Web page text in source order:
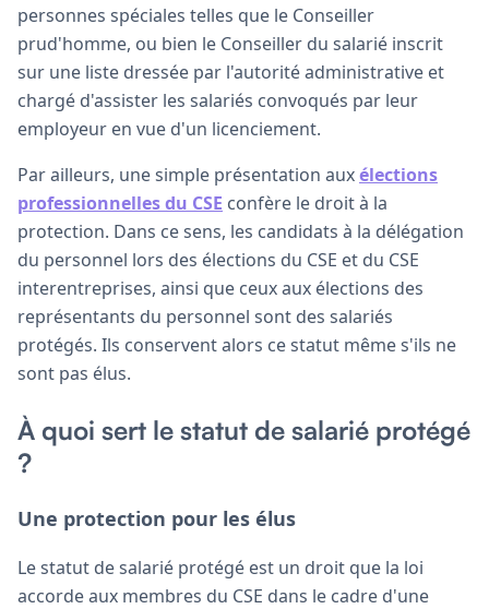
personnes spéciales telles que le Conseiller
prud'homme, ou bien le Conseiller du salarié inscrit
sur une liste dressée par l'autorité administrative et
chargé d'assister les salariés convoqués par leur
employeur en vue d'un licenciement.
Par ailleurs, une simple présentation auxélections
professionnelles du CSE confère le droit à la
protection. Dans ce sens, les candidats à la délégation
du personnel lors des élections du CSE et du CSE
interentreprises, ainsi que ceux aux élections des
représentants du personnel sont des salariés
protégés. Ils conservent alors ce statut même s'ils ne
sont pas élus.
À quoi sert le statut de salarié protégé
?
Une protection pour les élus
Le statut de salarié protégé est un droit que la loi
accorde aux membres du CSE dans le cadre d'une